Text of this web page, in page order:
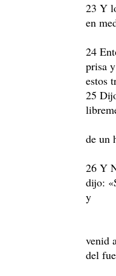
23 Y
en
24
prisa
estos
25
de un
26 Y
dijo:
y
venid
del